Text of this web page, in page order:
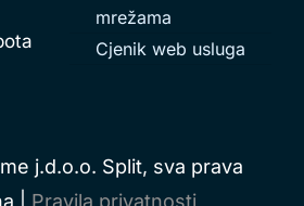
mrežama
Cjenik web usluga
j.d.o.o. Split, sva prava
| Pravila privatnosti